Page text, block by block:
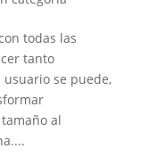
todas las
tanto
se puede,
al